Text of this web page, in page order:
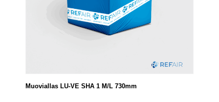
Muoviallas LU-VE SHA 1 M/L 730mm